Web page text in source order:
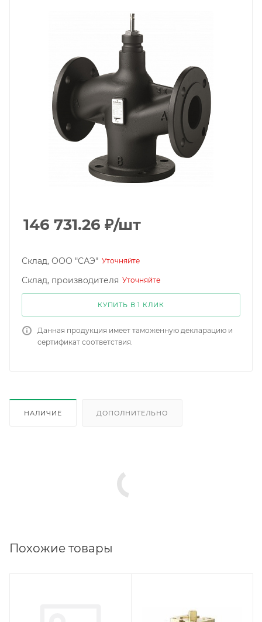
146 731.26 ₽/шт
Склад, ООО "САЭ" Уточняйте
Склад, производителя Уточняйте
КУПИТЬ В 1 КЛИК
Данная продукция имеет таможенную декларацию и
сертификат соответствия.
НАЛИЧИЕ ДОПОЛНИТЕЛЬНО
Похожие товары